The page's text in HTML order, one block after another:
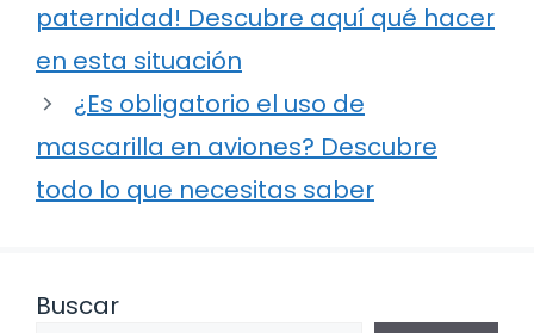
paternidad! Descubre aquí qué hacer
en esta situación
¿Es obligatorio el uso de
mascarilla en aviones? Descubre
todo lo que necesitas saber
Buscar